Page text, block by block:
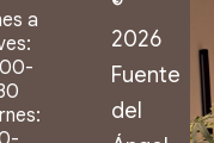
a
2026
Fuente
del